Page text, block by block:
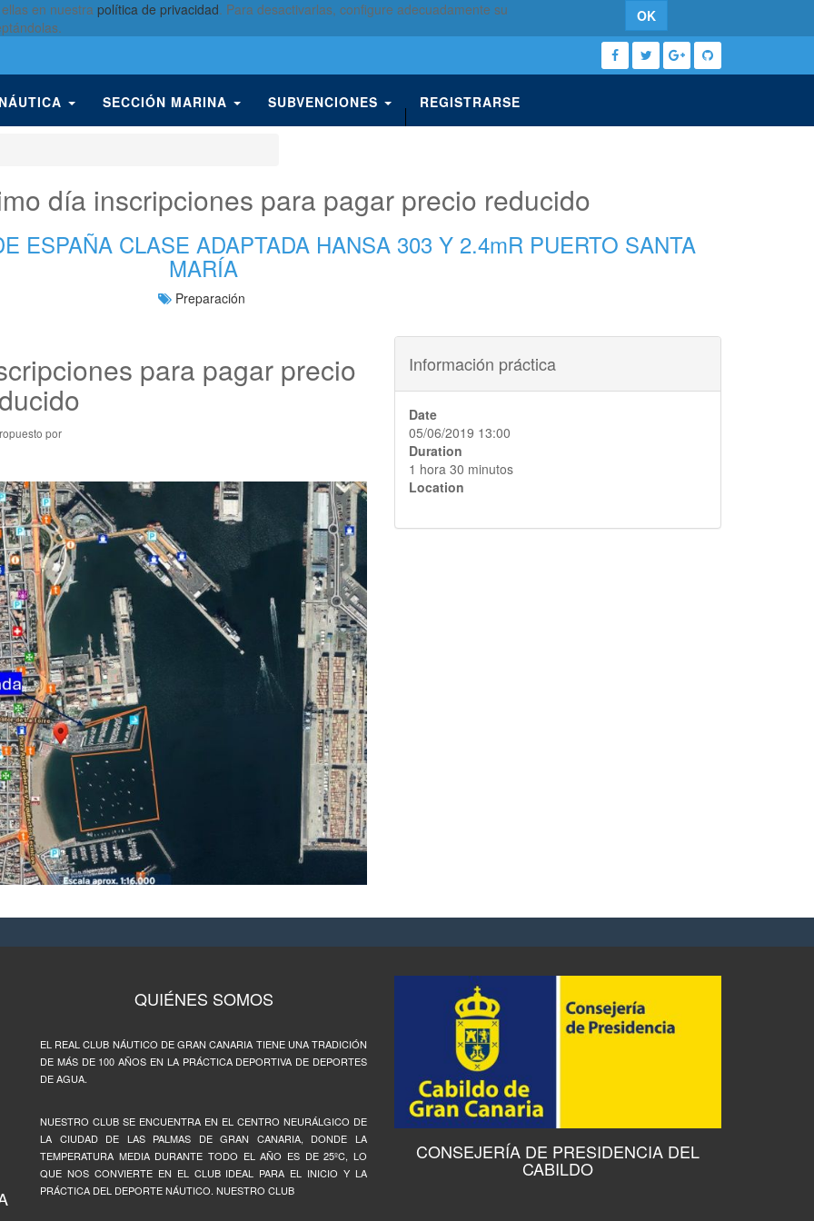
en nuestra política de privacidad. Para desactivarlas, configure adecuadamente su
OK
SECCIÓN MARINA SUBVENCIONES REGISTRARSE
día inscripciones para pagar precio reducido
ESPAÑA CLASE ADAPTADA HANSA 303 Y 2.4mR PUERTO SANTA
MARÍA
Preparación
para pagar precio
por
Información práctica
Date
05/06/2019 13:00
Duration
1 hora 30 minutos
Location
QUIÉNES SOMOS
EL REAL CLUB NÁUTICO DE GRAN CANARIA TIENE UNA TRADICIÓN
DE MÁS DE 100 AÑOS EN LA PRÁCTICA DEPORTIVA DE DEPORTES
DE AGUA.
NUESTRO CLUB SE ENCUENTRA EN EL CENTRO NEURÁLGICO DE
LA CIUDAD DE LAS PALMAS DE GRAN CANARIA, DONDE LA
TEMPERATURA MEDIA DURANTE TODO EL AÑO ES DE 25ºC, LO
QUE NOS CONVIERTE EN EL CLUB IDEAL PARA EL INICIO Y LA
PRÁCTICA DEL DEPORTE NÁUTICO. NUESTRO CLUB
CONSEJERÍA DE PRESIDENCIA DEL
CABILDO